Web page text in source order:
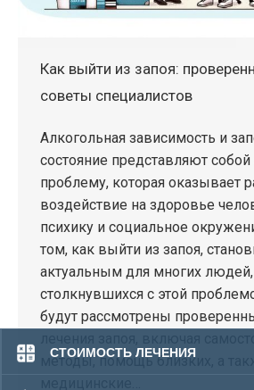
СТОИМОСТЬ ЛЕЧЕНИЯ
Как выйти из запоя:
советы специалистов
Алкогольная зависимость и
состояние представляют
проблему, которая оказывает
воздействие на здоровье
психику и социальное
том, как выйти из запоя,
актуальным для многих людей,
столкнувшихся с этой
будут рассмотрены
лечения запоя, включая
методы, помощь близких, а